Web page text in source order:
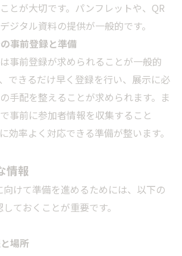
とが大切です。パンフレットや、QR
ジタル資料の提供が一般的です。
事前登録と準備
事前登録が求められることが一般的
できるだけ早く登録を行い、展示に必
手配を整えることが求められます。ま
事前に参加者情報を収集すること
効率よく対応できる準備が整います。
情報
向けて準備を進めるためには、以下の
ておくことが重要です。
場所